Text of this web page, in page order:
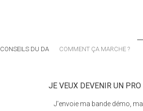
CONSEILS DU DA COMMENT ÇA MARCHE ?
JE VEUX DEVENIR UN
J'envoie ma bande démo,